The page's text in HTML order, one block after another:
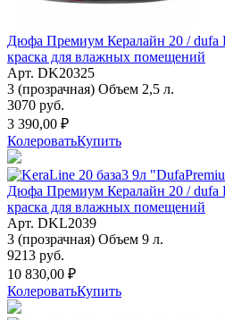
Дюфа Премиум Кералайн 20 /
краска для влажных помещений
Арт. DK20325
3 (прозрачная) Объем 2,5 л.
3070 руб.
3 390,00 ₽
КолероватьКупить
Дюфа Премиум Кералайн 20 /
краска для влажных помещений
Арт. DKL2039
3 (прозрачная) Объем 9 л.
9213 руб.
10 830,00 ₽
КолероватьКупить